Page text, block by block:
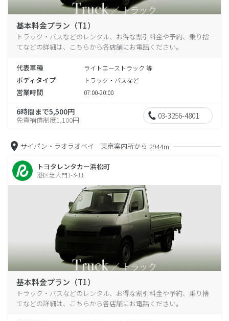
基本料金プラン（T1）
トラック・バスなどのレンタル、お得な割引料金や予約、乗り捨
てなどの詳細は、こちらから各店舗にお電話ください。
代表車種 ライトエーストラック 等
ボディタイプ トラック・バスなど
営業時間 07:00-20:00
6時間まで5,500円
免責補償制度1,100円 03-3256-4801
サイパン・ラオラオベイ 東京案内所から 2944m
トヨタレンタカー浜松町
港区芝大門1-3-11
基本料金プラン（T1）
トラック・バスなどのレンタル、お得な割引料金や予約、乗り捨
てなどの詳細は、こちらから各店舗にお電話ください。